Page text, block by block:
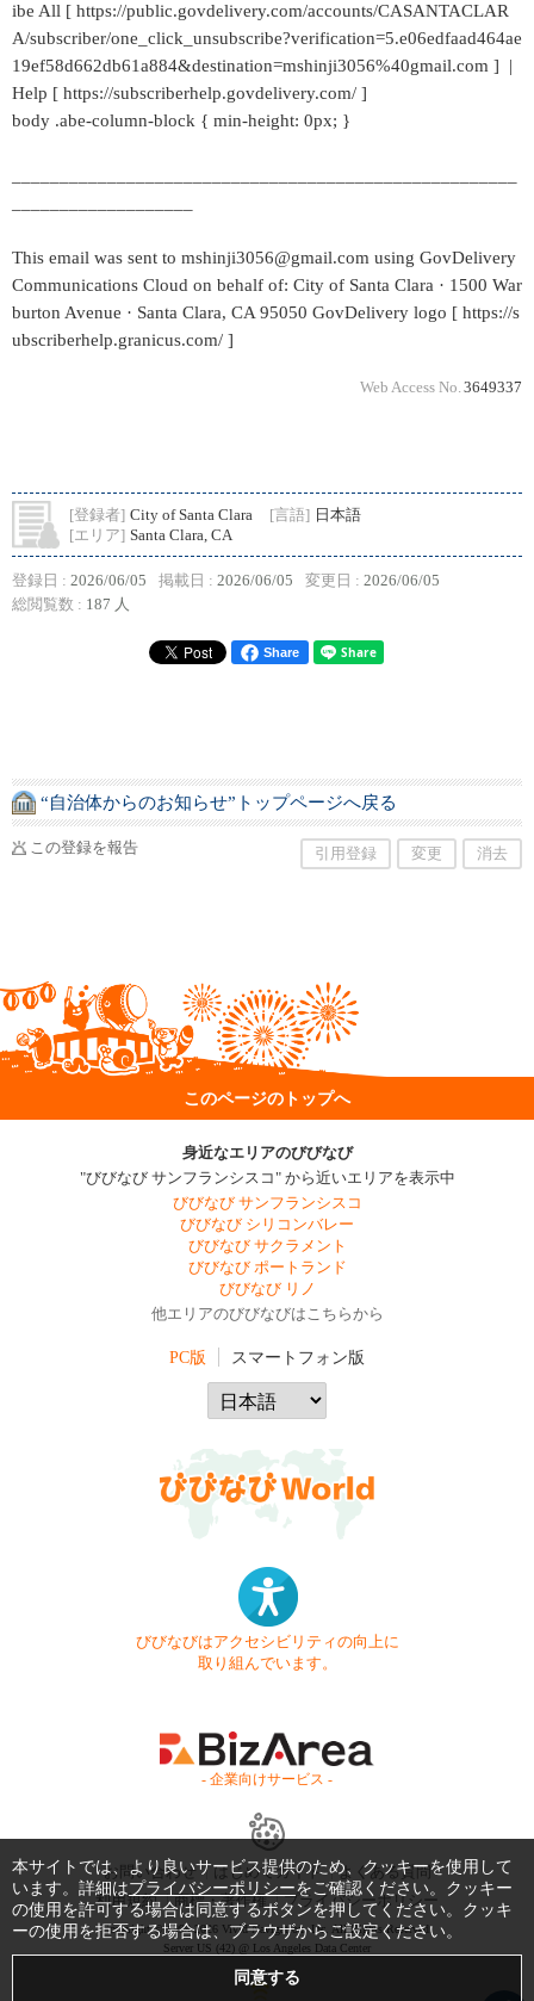
ibe All [ https://public.govdelivery.com/accounts/CASANTACLAR
A/subscriber/one_click_unsubscribe?verification=5.e06edfaad464ae
19ef58d662db61a884&destination=mshinji3056%40gmail.com ] |
Help [ https://subscriberhelp.govdelivery.com/ ]
body .abe-column-block { min-height: 0px; }
This email was sent to mshinji3056@gmail.com using GovDelivery
Communications Cloud on behalf of: City of Santa Clara · 1500 War
burton Avenue · Santa Clara, CA 95050 GovDelivery logo [ https://s
ubscriberhelp.granicus.com/ ]
Web Access No. 3649337
[登録者] City of Santa Clara [言語] 日本語
[エリア] Santa Clara, CA
登録日 : 2026/06/05 掲載日 : 2026/06/05 変更日 : 2026/06/05
総閲覧数 : 187 人
Share
“自治体からのお知らせ”トップページへ戻る
この登録を報告 引用登録 変更 消去
このページのトップへ
身近なエリアのびびなび
"びびなび サンフランシスコ" から近いエリアを表示中
びびなび サンフランシスコ
びびなび シリコンバレー
びびなび サクラメント
びびなび ポートランド
びびなび リノ
他エリアのびびなびはこちらから
PC版 スマートフォン版
びびなびはアクセシビリティの向上に
取り組んでいます。
- 企業向けサービス -
お問い合わせ はじめてガイド
よくある質問
利用規約
商標・著作権 プライバシーポリシー
Copyright © 1999-2026 Vivid Navigation, Inc. All Rights Reserved.
Server US (42) @ Los Angeles Data Center
本サイトでは、より良いサービス提供のため、クッキーを使用して
います。詳細はプライバシーポリシーをご確認ください。クッキー
の使用を許可する場合は同意するボタンを押してください。クッキ
ーの使用を拒否する場合は、ブラウザからご設定ください。